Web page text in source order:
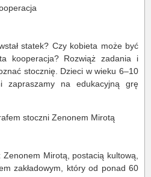
statek? Czy kobieta może być
kooperacja? Rozwiąż zadania i
stocznię. Dzieci w wieku 6–10
zapraszamy na edukacyjną grę
stoczni Zenonem Mirotą
Mirotą, postacią kultową,
zakładowym, który od ponad 60